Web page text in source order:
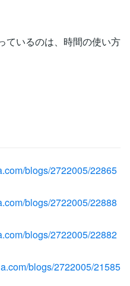
ているのは、時間の使い方
blogs/2722005/22865
blogs/2722005/22888
blogs/2722005/22882
blogs/2722005/21585